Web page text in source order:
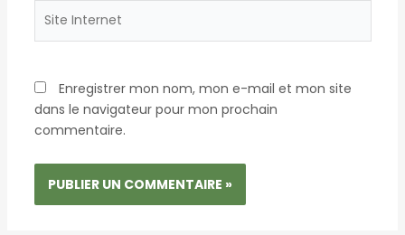
Internet
Enregistrer mon nom, mon e-mail et mon site
dans le navigateur pour mon prochain
commentaire.